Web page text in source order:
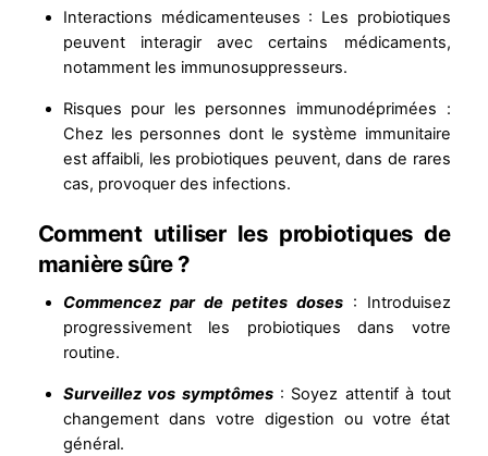
Interactions médicamenteuses : Les probiotiques
peuvent interagir avec certains médicaments,
notamment les immunosuppresseurs.
Risques pour les personnes immunodéprimées :
Chez les personnes dont le système immunitaire
est affaibli, les probiotiques peuvent, dans de rares
cas, provoquer des infections.
Comment utiliser les probiotiques de
manière sûre ?
Commencez par de petites doses: Introduisez
progressivement les probiotiques dans votre
routine.
Surveillez vos symptômes: Soyez attentif à tout
changement dans votre digestion ou votre état
général.